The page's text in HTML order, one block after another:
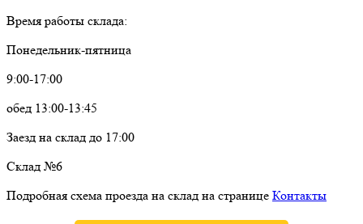
Время работы склада:
Понедельник-пятница
9:00-17:00
обед 13:00-13:45
Заезд на склад до 17:00
Склад №6
Подробная схема проезда на склад на странице Контакты